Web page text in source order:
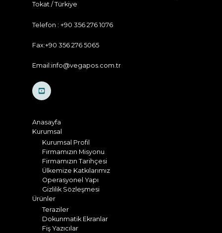
Tokat / Türkiye
Telefon : +90 356 276 1076
Fax:+90 356 276 5065
Email:info@vegapos.com.tr
Anasayfa
Kurumsal
Kurumsal Profil
Firmamızın Misyonu
Firmamızın Tarihçesi
Ülkemize Katkılarımız
Operasyonel Yapı
Gizlilik Sözleşmesi
Ürünler
Teraziler
Dokunmatik Ekranlar
Fiş Yazıcılar